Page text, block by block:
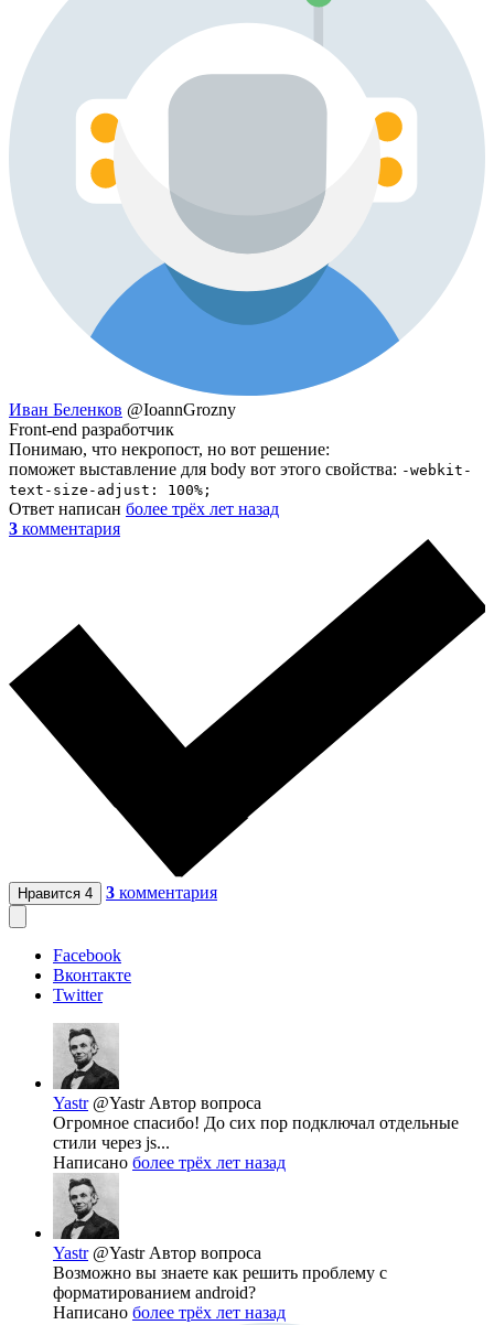
Иван Беленков @IoannGrozny
Front-end разработчик
Понимаю, что некропост, но вот решение:
поможет выставление для body вот этого свойства: -webkit-
text-size-adjust: 100%;
Ответ написан более трёх лет назад
3 комментария
Нравится 4 3 комментария
Facebook
Вконтакте
Twitter
Yastr @Yastr Автор вопроса
Огромное спасибо! До сих пор подключал отдельные
стили через js...
Написано более трёх лет назад
Yastr @Yastr Автор вопроса
Возможно вы знаете как решить проблему с
форматированием android?
Написано более трёх лет назад